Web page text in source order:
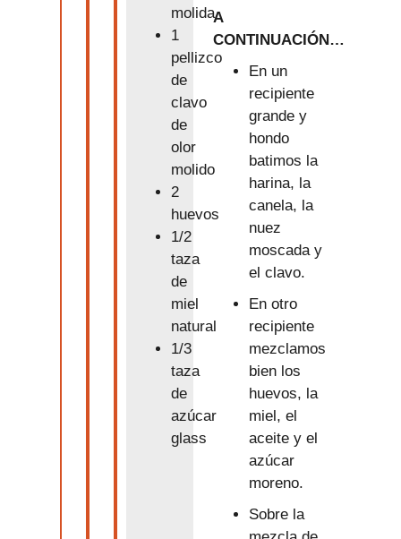
molida
1
pellizco
de
clavo
de
olor
molido
2
huevos
1/2
taza
de
miel
natural
1/3
taza
de
azúcar
glass
A
CONTINUACIÓN…
En un
recipiente
grande y
hondo
batimos la
harina, la
canela, la
nuez
moscada y
el clavo.
En otro
recipiente
mezclamos
bien los
huevos, la
miel, el
aceite y el
azúcar
moreno.
Sobre la